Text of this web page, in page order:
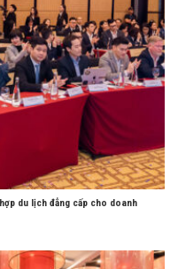
du lịch đẳng cấp cho doanh